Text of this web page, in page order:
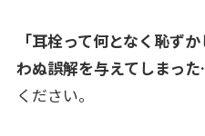
「耳栓って何となく恥ず
わぬ誤解を与えてしまった
ください。